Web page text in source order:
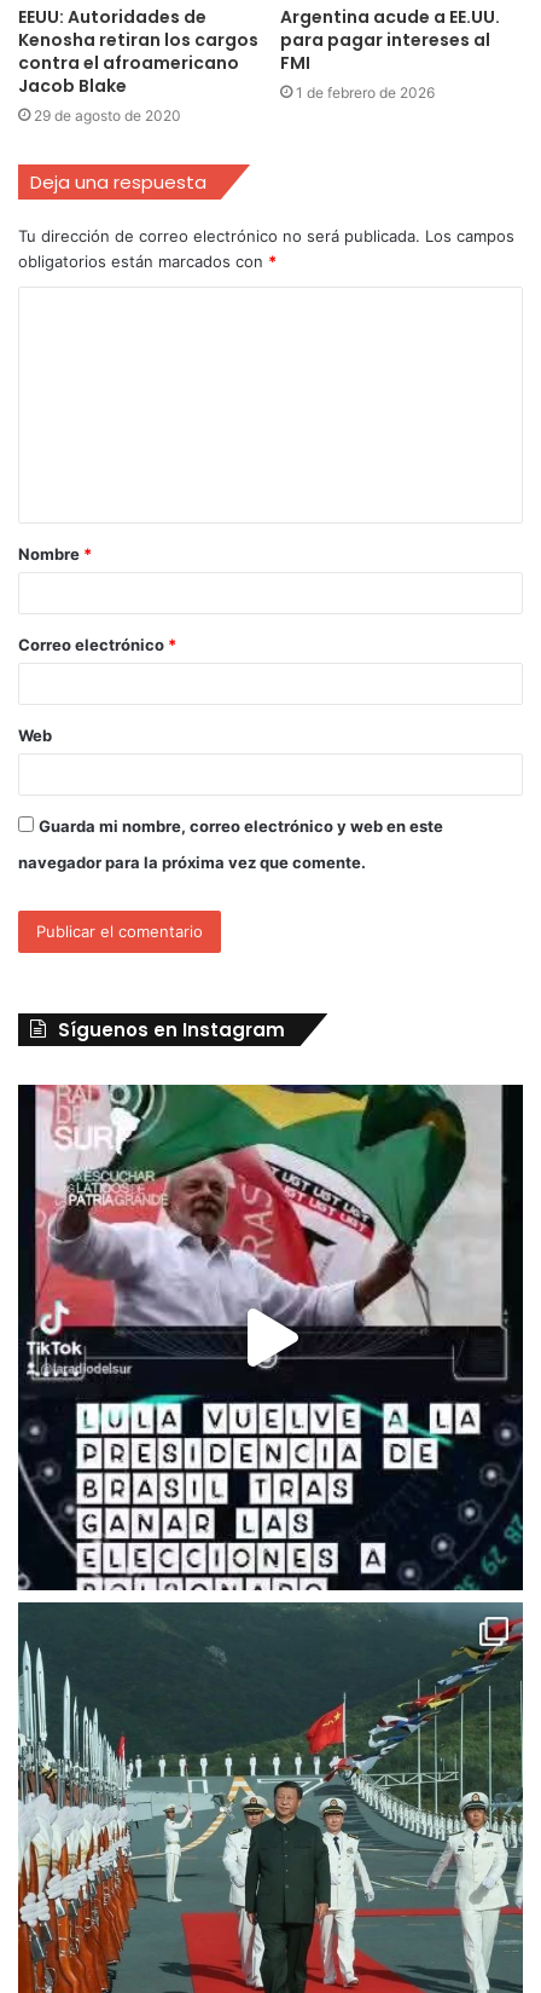
EEUU: Autoridades de
Kenosha retiran los cargos
contra el afroamericano
Jacob Blake
29 de agosto de 2020
Argentina acude a EE.UU.
para pagar intereses al
FMI
1 de febrero de 2026
Deja una respuesta
Tu dirección de correo electrónico no será publicada. Los campos
obligatorios están marcados con *
Nombre *
Correo electrónico *
Web
Guarda mi nombre, correo electrónico y web en este
navegador para la próxima vez que comente.
Síguenos en Instagram